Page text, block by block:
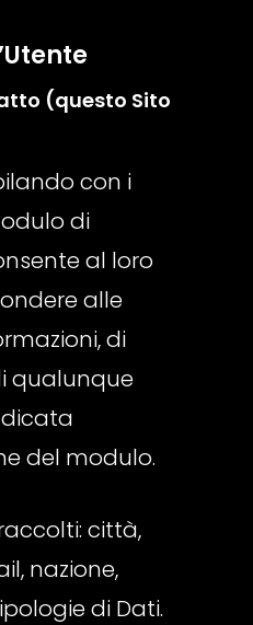
(questo Sito
con i
di
al loro
alle
di
qualunque
del modulo.
città,
nazione,
di Dati.